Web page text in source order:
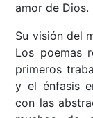
amor de Dios.
Su visión del
Los poemas
primeros
y el énfasis
con las